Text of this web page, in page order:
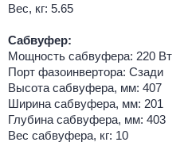
Вес, кг: 5.65
Сабвуфер:
Мощность сабвуфера: 220 Вт
Порт фазоинвертора: Сзади
Высота сабвуфера, мм: 407
Ширина сабвуфера, мм: 201
Глубина сабвуфера, мм: 403
Вес сабвуфера, кг: 10